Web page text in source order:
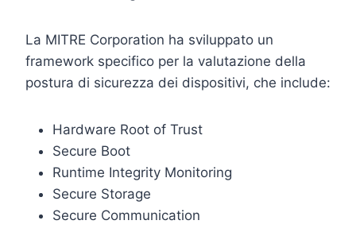
La MITRE Corporation ha sviluppato un
framework specifico per la valutazione della
postura di sicurezza dei dispositivi, che include:
Hardware Root of Trust
Secure Boot
Runtime Integrity Monitoring
Secure Storage
Secure Communication